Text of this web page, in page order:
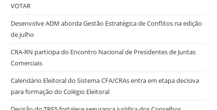
VOTAR
Desenvolve ADM aborda Gestão Estratégica de Conflitos na edição
de julho
CRA-RN participa do Encontro Nacional de Presidentes de Juntas
Comerciais
Calendário Eleitoral do Sistema CFA/CRAs entra em etapa decisiva
para formação do Colégio Eleitoral